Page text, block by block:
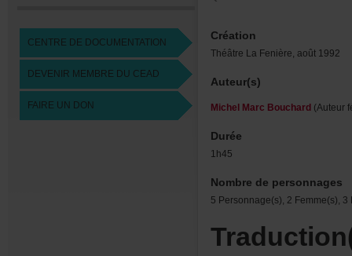
CENTREDEDOCUMENTATION
DEVENIRMEMBREDUCEAD
FAIREUNDON
Création
ThéâtreLaFenière,août1992
Auteur(s)
MichelMarcBouchard
Durée
1h45
Nombredepersonnages